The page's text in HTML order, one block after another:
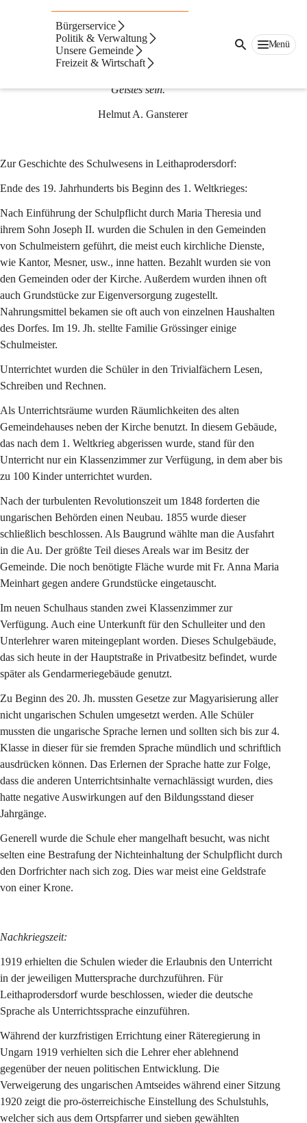
Bürgerservice
Politik & Verwaltung
Unsere Gemeinde
Freizeit & Wirtschaft
Menü
Bildung
Die Schule
„Gemessen an den Anforderungen, die eine moderne Zivilisation
Geistes sein.“
Helmut A. Gansterer
Zur Geschichte des Schulwesens in Leithaprodersdorf:
Ende des 19. Jahrhunderts bis Beginn des 1. Weltkrieges:
Nach Einführung der Schulpflicht durch Maria Theresia und
ihrem Sohn Joseph II. wurden die Schulen in den Gemeinden
von Schulmeistern geführt, die meist euch kirchliche Dienste,
wie Kantor, Mesner, usw., inne hatten. Bezahlt wurden sie von
den Gemeinden oder der Kirche. Außerdem wurden ihnen oft
auch Grundstücke zur Eigenversorgung zugestellt.
Nahrungsmittel bekamen sie oft auch von einzelnen Haushalten
des Dorfes. Im 19. Jh. stellte Familie Grössinger einige
Schulmeister.
Unterrichtet wurden die Schüler in den Trivialfächern Lesen,
Schreiben und Rechnen.
Als Unterrichtsräume wurden Räumlichkeiten des alten
Gemeindehauses neben der Kirche benutzt. In diesem Gebäude,
das nach dem 1. Weltkrieg abgerissen wurde, stand für den
Unterricht nur ein Klassenzimmer zur Verfügung, in dem aber bis
zu 100 Kinder unterrichtet wurden.
Nach der turbulenten Revolutionszeit um 1848 forderten die
ungarischen Behörden einen Neubau. 1855 wurde dieser
schließlich beschlossen. Als Baugrund wählte man die Ausfahrt
in die Au. Der größte Teil dieses Areals war im Besitz der
Gemeinde. Die noch benötigte Fläche wurde mit Fr. Anna Maria
Meinhart gegen andere Grundstücke eingetauscht.
Im neuen Schulhaus standen zwei Klassenzimmer zur
Verfügung. Auch eine Unterkunft für den Schulleiter und den
Unterlehrer waren miteingeplant worden. Dieses Schulgebäude,
das sich heute in der Hauptstraße in Privatbesitz befindet, wurde
später als Gendarmeriegebäude genutzt.
Zu Beginn des 20. Jh. mussten Gesetze zur Magyarisierung aller
nicht ungarischen Schulen umgesetzt werden. Alle Schüler
mussten die ungarische Sprache lernen und sollten sich bis zur 4.
Klasse in dieser für sie fremden Sprache mündlich und schriftlich
ausdrücken können. Das Erlernen der Sprache hatte zur Folge,
dass die anderen Unterrichtsinhalte vernachlässigt wurden, dies
hatte negative Auswirkungen auf den Bildungsstand dieser
Jahrgänge.
Generell wurde die Schule eher mangelhaft besucht, was nicht
selten eine Bestrafung der Nichteinhaltung der Schulpflicht durch
den Dorfrichter nach sich zog. Dies war meist eine Geldstrafe
von einer Krone.
Nachkriegszeit:
1919 erhielten die Schulen wieder die Erlaubnis den Unterricht
in der jeweiligen Muttersprache durchzuführen. Für
Leithaprodersdorf wurde beschlossen, wieder die deutsche
Sprache als Unterrichtssprache einzuführen.
Während der kurzfristigen Errichtung einer Räteregierung in
Ungarn 1919 verhielten sich die Lehrer eher ablehnend
gegenüber der neuen politischen Entwicklung. Die
Verweigerung des ungarischen Amtseides während einer Sitzung
1920 zeigt die pro-österreichische Einstellung des Schulstuhls,
welcher sich aus dem Ortspfarrer und sieben gewählten